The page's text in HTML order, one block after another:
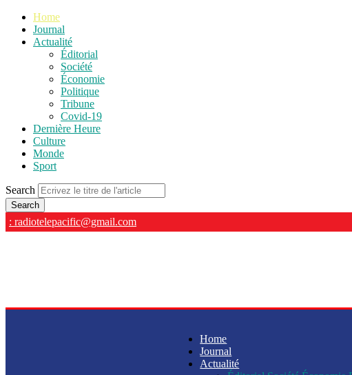
Home
Journal
Actualité
Éditorial
Société
Économie
Politique
Tribune
Covid-19
Dernière Heure
Culture
Monde
Sport
Search
: radiotelepacific@gmail.com
Home
Journal
Actualité